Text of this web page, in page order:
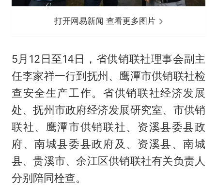
打开网易新闻 查看更多图片
5月12日至14日，省供销联社理事会副主
任李家祥一行到抚州、鹰潭市供销联社检
查安全生产工作。省供销联社经济发展
处、抚州市政府经济发展研究室、市供销
联社、鹰潭市供销联社、资溪县委县政
府、南城县委县政府及、资溪县、南城
县、贵溪市、余江区供销联社有关负责人
分别陪同栓查。